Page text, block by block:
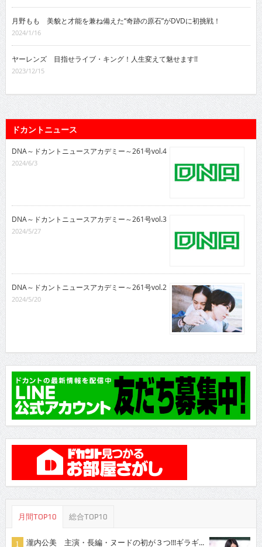
月野もも 美貌と才能を兼ね備えた“奇跡の原石”がDVDに初挑戦！
2024/1/16
ヤーレンズ 目指せライブ・キング！人生変えて魅せます!!
2023/12/15
ドカントニュース
DNA～ドカントニュースアカデミー～261号vol.4
2024/6/3
DNA～ドカントニュースアカデミー～261号vol.3
2024/5/27
DNA～ドカントニュースアカデミー～261号vol.2
2024/5/20
月間TOP10 総合TOP10
瀧内公美 主演・長編・ヌードの初が３つ!!!ギラギ...